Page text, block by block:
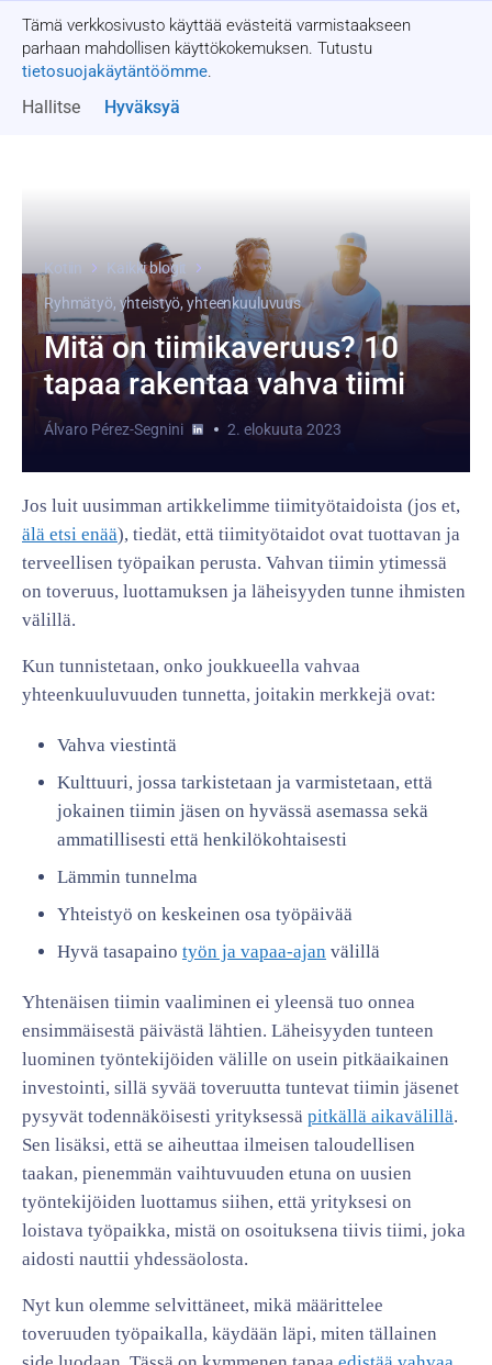
Tämä verkkosivusto käyttää evästeitä varmistaakseen
parhaan mahdollisen käyttökokemuksen. Tutustu
tietosuojakäytäntöömme.
Hallitse Hyväksyä
Pyydä tarjous
Kotiin
Kaikki blogit
Ryhmätyö, yhteistyö, yhteenkuuluvuus
Mitä on tiimikaveruus? 10
tapaa rakentaa vahva tiimi
Álvaro Pérez-Segnini 2. elokuuta 2023
Jos luit uusimman artikkelimme tiimityötaidoista (jos et,
älä etsi enää), tiedät, että tiimityötaidot ovat tuottavan ja
terveellisen työpaikan perusta. Vahvan tiimin ytimessä
on toveruus, luottamuksen ja läheisyyden tunne ihmisten
välillä.
Kun tunnistetaan, onko joukkueella vahvaa
yhteenkuuluvuuden tunnetta, joitakin merkkejä ovat:
Vahva viestintä
Kulttuuri, jossa tarkistetaan ja varmistetaan, että
jokainen tiimin jäsen on hyvässä asemassa sekä
ammatillisesti että henkilökohtaisesti
Lämmin tunnelma
Yhteistyö on keskeinen osa työpäivää
Hyvä tasapaino työn ja vapaa-ajan välillä
Yhtenäisen tiimin vaaliminen ei yleensä tuo onnea
ensimmäisestä päivästä lähtien. Läheisyyden tunteen
luominen työntekijöiden välille on usein pitkäaikainen
investointi, sillä syvää toveruutta tuntevat tiimin jäsenet
pysyvät todennäköisesti yrityksessä pitkällä aikavälillä.
Sen lisäksi, että se aiheuttaa ilmeisen taloudellisen
taakan, pienemmän vaihtuvuuden etuna on uusien
työntekijöiden luottamus siihen, että yrityksesi on
loistava työpaikka, mistä on osoituksena tiivis tiimi, joka
aidosti nauttii yhdessäolosta.
Nyt kun olemme selvittäneet, mikä määrittelee
toveruuden työpaikalla, käydään läpi, miten tällainen